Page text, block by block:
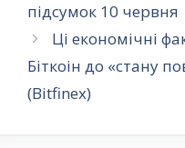
підсумок 10 червня
Ці економічні
Біткоін до «стану
(Bitfinex)